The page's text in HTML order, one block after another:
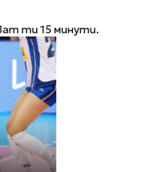
ти 15 минути.